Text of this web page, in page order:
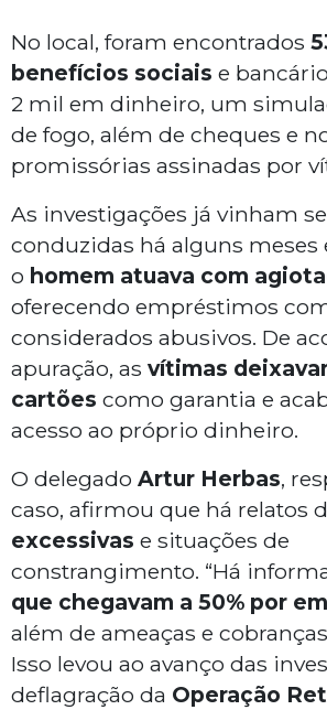
No local, foram encontrados
benefícios sociais e
2 mil em dinheiro, um
de fogo, além de cheques e
promissórias assinadas por
As investigações já vinham
conduzidas há alguns
o homem atuava com
oferecendo empréstimos
considerados abusivos. De
apuração, as vítimas
cartões como garantia e
acesso ao próprio dinheiro.
O delegado Artur Herbas,
caso, afirmou que há relatos
excessivas e situações de
constrangimento. “Há
que chegavam a 50% por
além de ameaças e
Isso levou ao avanço das
deflagração da Operação